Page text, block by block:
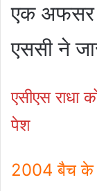
एक अफसर
एससी ने
एसीएस राधा
पेश
2004 बैच के